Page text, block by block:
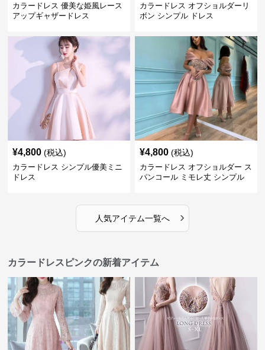
カラードレス 優美な姫風レース
アップギャザードレス
カラードレス オフショルダーリ
ボン シンプル ドレス
¥4,800 (税込)
カラードレス シンプル優美ミニ
ドレス
¥4,800 (税込)
カラードレス オフショルダー ス
パンコール ミモレ丈 シンプル
人気アイテム一覧へ ›
カラードレスピンクの新着アイテム